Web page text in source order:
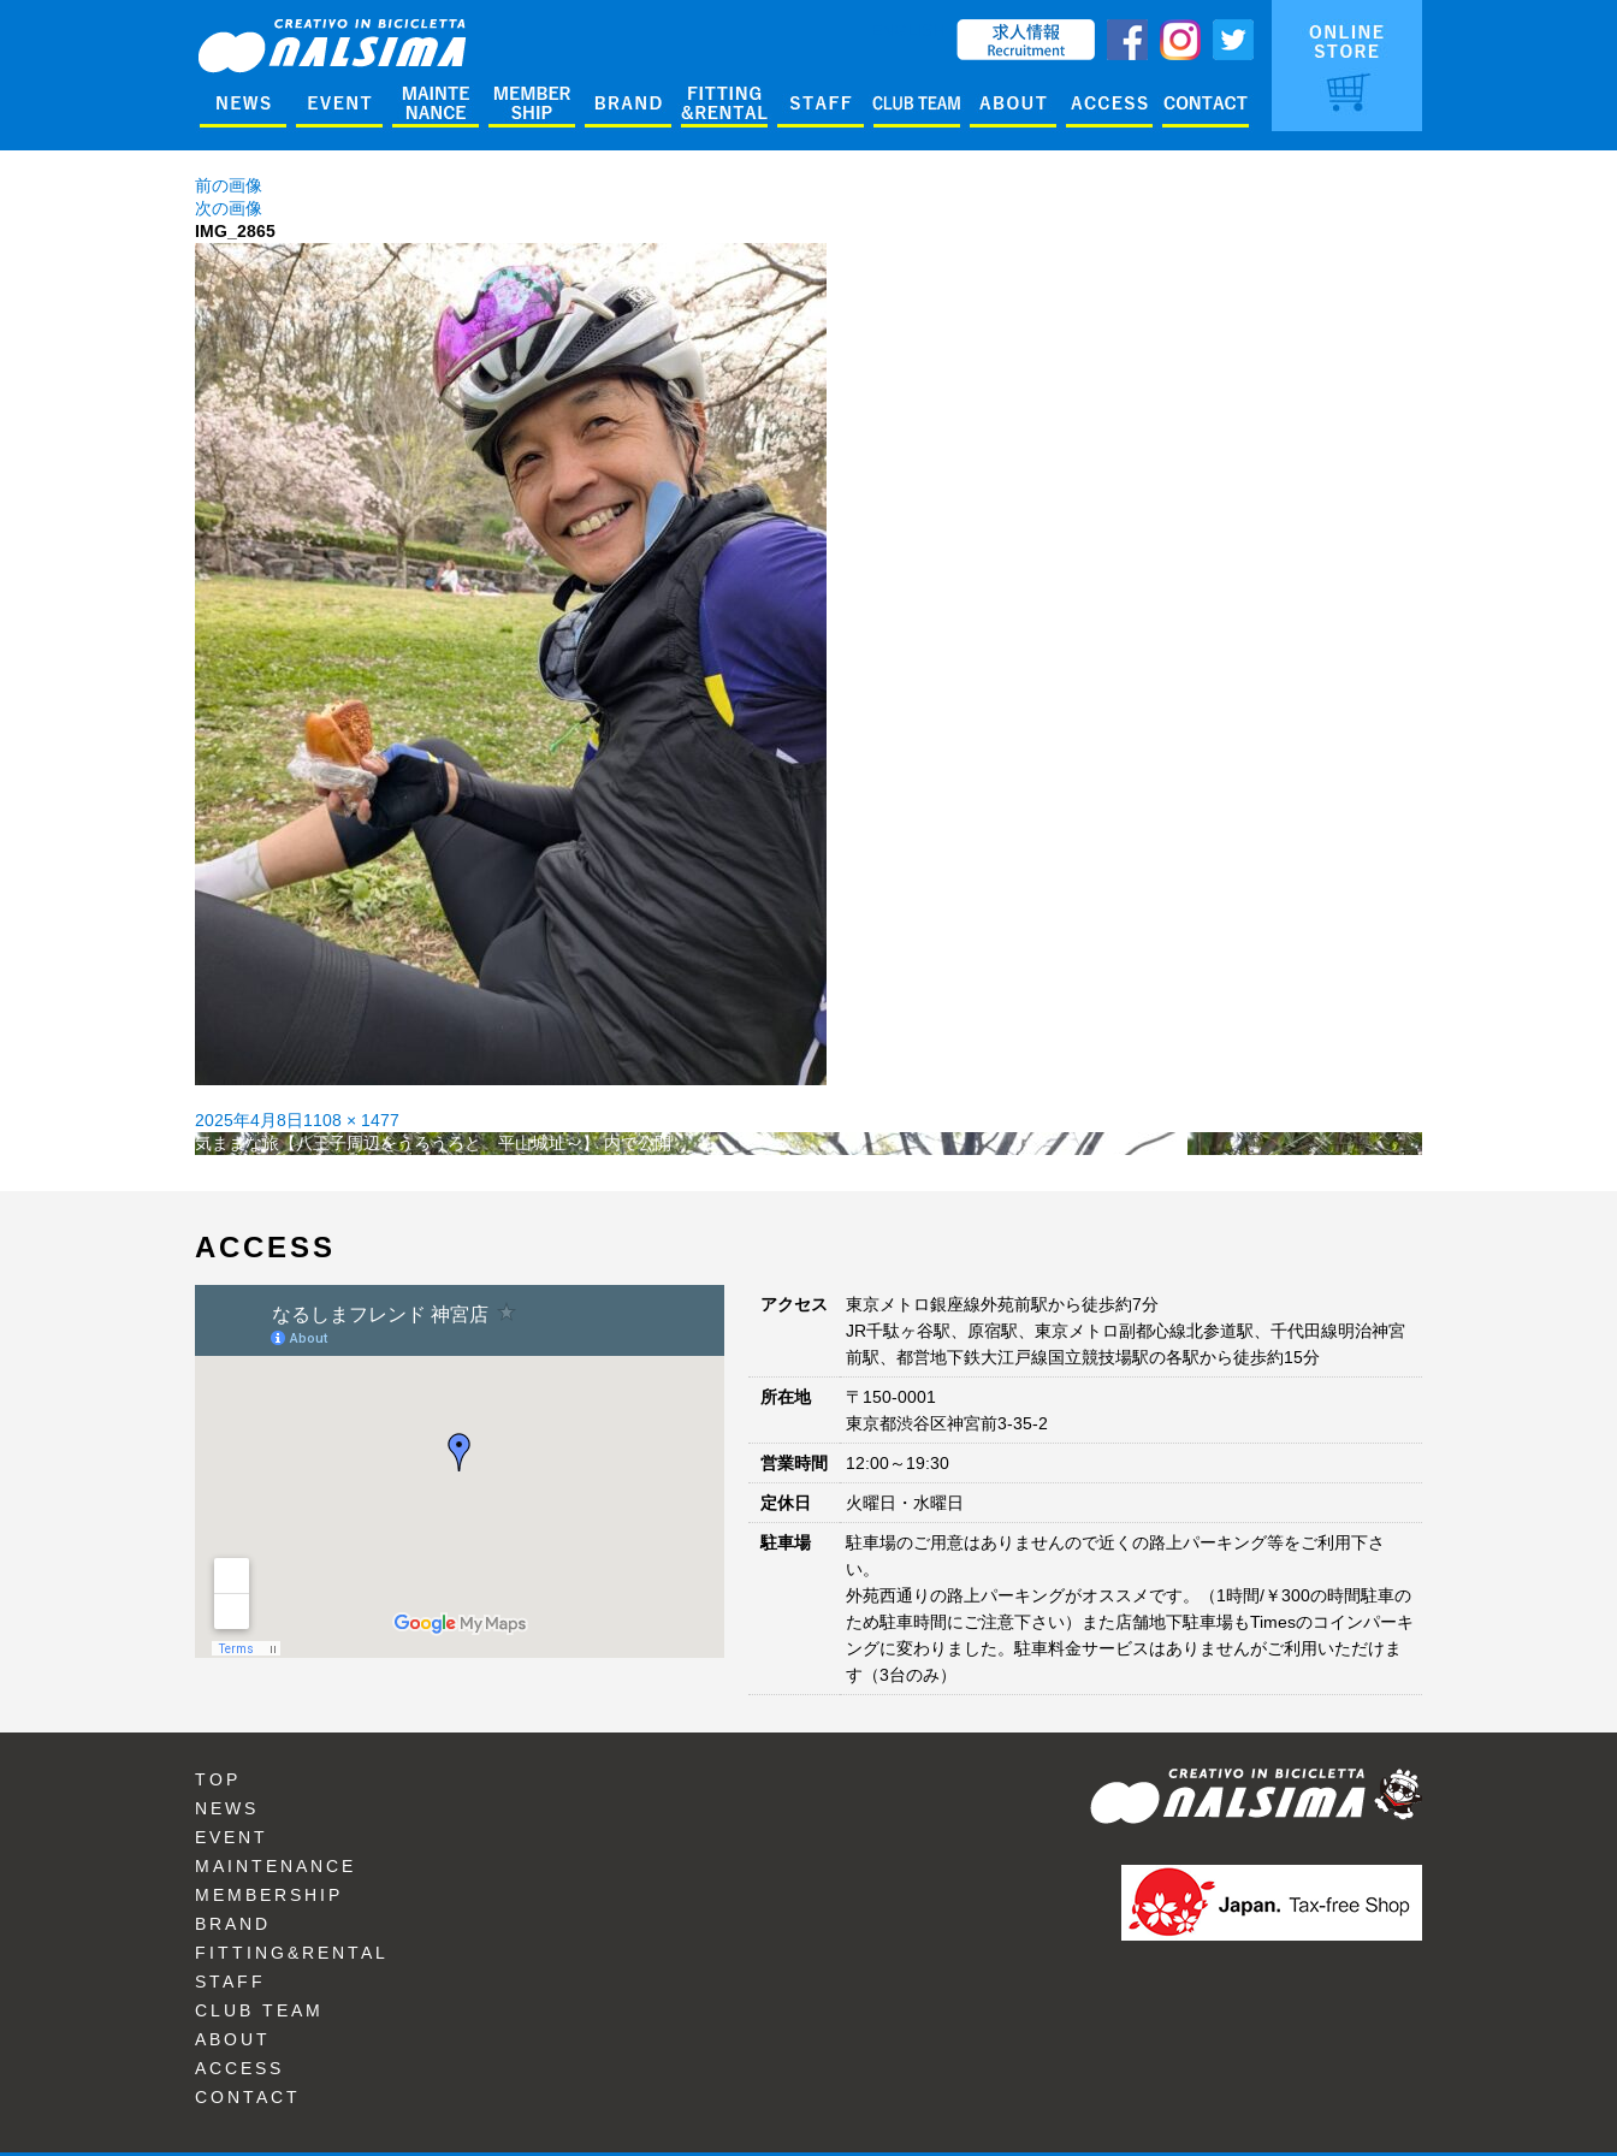
前の画像
次の画像
IMG_2865
投
稿
2025年4月8日フ
ル
1108 × 1477
投
ゲ
ー
気ままな旅【八王子周辺をうろうろと 平山城址～】 内で公開
ACCESS
アクセス
東京メトロ銀座線外苑前駅から徒歩約7分
JR千駄ヶ谷駅、原宿駅、東京メトロ副都心線北参道駅、千代田線明治神宮
前駅、都営地下鉄大江戸線国立競技場駅の各駅から徒歩約15分
所在地
〒150-0001
東京都渋谷区神宮前3-35-2
営業時間 12:00～19:30
定休日 火曜日・水曜日
駐車場
駐車場のご用意はありませんので近くの路上パーキング等をご利用下さ
い。
外苑西通りの路上パーキングがオススメです。（1時間/￥300の時間駐車の
ため駐車時間にご注意下さい）また店舗地下駐車場もTimesのコインパーキ
ングに変わりました。駐車料金サービスはありませんがご利用いただけま
す（3台のみ）
TOP
NEWS
EVENT
MAINTENANCE
MEMBERSHIP
BRAND
FITTING&RENTAL
STAFF
CLUB TEAM
ABOUT
ACCESS
CONTACT